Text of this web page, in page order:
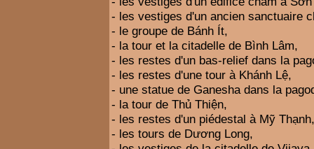
- les vestiges d'un ancien sanctuaire
- le groupe de Bánh Ít,
- la tour et la citadelle de Bình Lâm,
- les restes d'un bas-relief dans la
- les restes d'une tour à Khánh Lệ,
- une statue de Ganesha dans la
- la tour de Thủ Thiện,
- les restes d'un piédestal à Mỹ Thạnh,
- les tours de Dương Long,